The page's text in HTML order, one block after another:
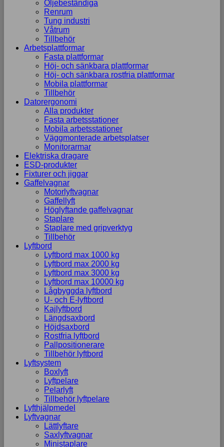
Oljebeständiga
Renrum
Tung industri
Våtrum
Tillbehör
Arbetsplattformar
Fasta plattformar
Höj- och sänkbara plattformar
Höj- och sänkbara rostfria plattformar
Mobila plattformar
Tillbehör
Datorergonomi
Alla produkter
Fasta arbetsstationer
Mobila arbetsstationer
Väggmonterade arbetsplatser
Monitorarmar
Elektriska dragare
ESD-produkter
Fixturer och jiggar
Gaffelvagnar
Motorlyftvagnar
Gaffellyft
Höglyftande gaffelvagnar
Staplare
Staplare med gripverktyg
Tillbehör
Lyftbord
Lyftbord max 1000 kg
Lyftbord max 2000 kg
Lyftbord max 3000 kg
Lyftbord max 10000 kg
Lågbyggda lyftbord
U- och E-lyftbord
Kajlyftbord
Längdsaxbord
Höjdsaxbord
Rostfria lyftbord
Pallpositionerare
Tillbehör lyftbord
Lyftsystem
Boxlyft
Lyftpelare
Pelarlyft
Tillbehör lyftpelare
Lyfthjälpmedel
Lyftvagnar
Lättlyftare
Saxlyftvagnar
Ministaplare